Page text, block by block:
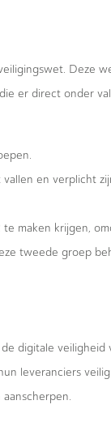
Deze
er direct onder
en verplicht
maken krijgen,
tweede groep
digitale veiligheid
leveranciers